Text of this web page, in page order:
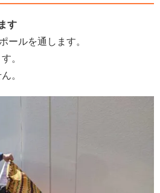
す
ールを通します。
。
。